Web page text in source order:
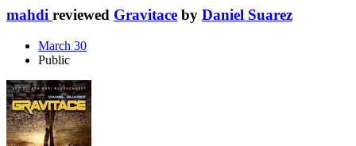
mahdi reviewed Gravitace by Daniel Suarez
March 30
Public